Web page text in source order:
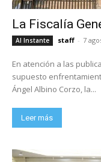
La Fiscalía
Al Instante staff - 7
En atención a las
supuesto
Ángel Albino Corzo, la...
Leer más